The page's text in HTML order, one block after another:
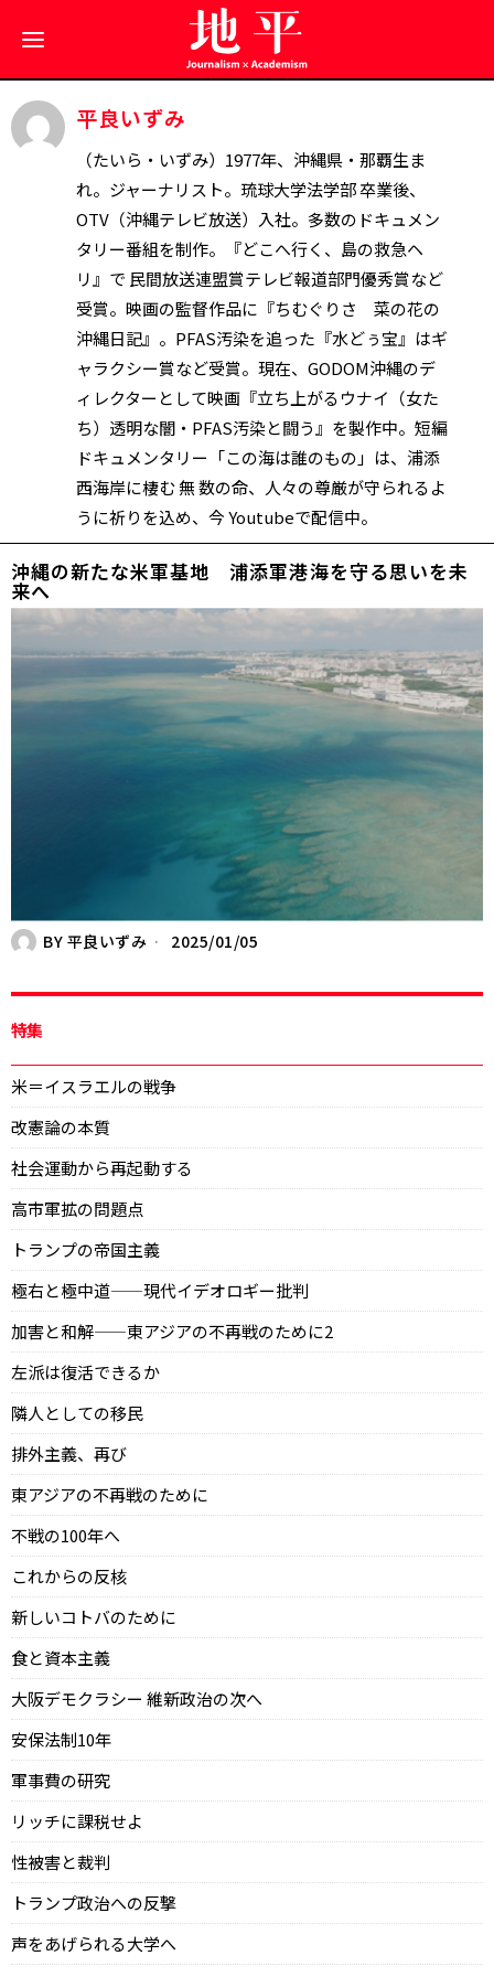
平良いずみ
（たいら・いずみ）1977年、沖縄県・那覇生ま
れ。ジャーナリスト。琉球大学法学部 卒業後、
OTV（沖縄テレビ放送）入社。多数のドキュメン
タリー番組を制作。『どこへ行く、島の救急ヘ
リ』で 民間放送連盟賞テレビ報道部門優秀賞など
受賞。映画の監督作品に『ちむぐりさ 菜の花の
沖縄日記』。PFAS汚染を追った『水どぅ宝』はギ
ャラクシー賞など受賞。現在、GODOM沖縄のデ
ィレクターとして映画『立ち上がるウナイ（女た
ち）透明な闇・PFAS汚染と闘う』を製作中。短編
ドキュメンタリー「この海は誰のもの」は、浦添
西海岸に棲む 無 数の命、人々の尊厳が守られるよ
うに祈りを込め、今 Youtubeで配信中。
沖縄の新たな米軍基地 浦添軍港――海を守る思いを未
来へ
BY 平良いずみ 2025/01/05
特集
米＝イスラエルの戦争
改憲論の本質
社会運動から再起動する
高市軍拡の問題点
トランプの帝国主義
極右と極中道——現代イデオロギー批判
加害と和解——東アジアの不再戦のために2
左派は復活できるか
隣人としての移民
排外主義、再び
東アジアの不再戦のために
不戦の100年へ
これからの反核
新しいコトバのために
食と資本主義
大阪デモクラシー 維新政治の次へ
安保法制10年
軍事費の研究
リッチに課税せよ
性被害と裁判
トランプ政治への反撃
声をあげられる大学へ